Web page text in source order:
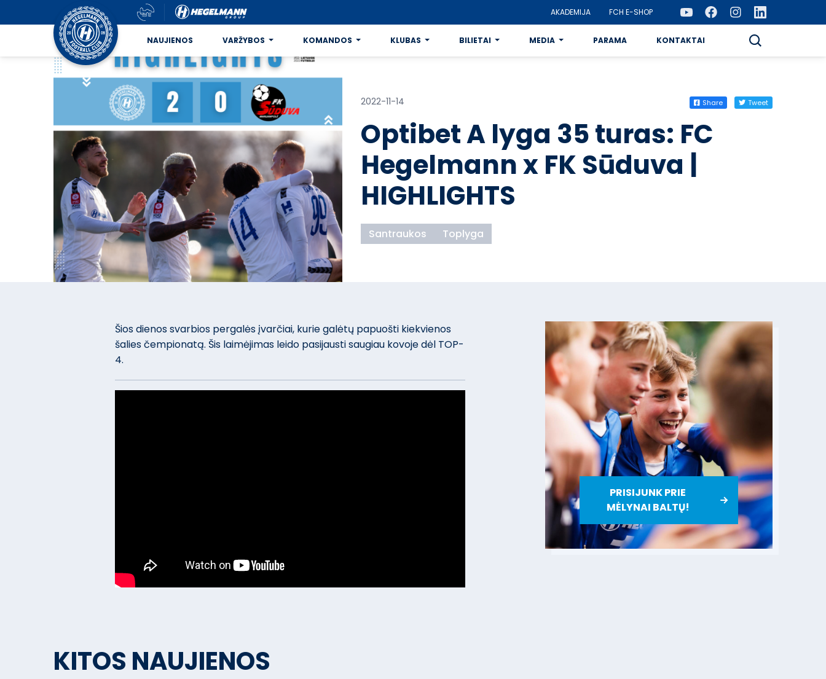
NAUJIENOS VARŽYBOS KOMANDOS KLUBAS BILIETAI MEDIA PARAMA KONTAKTAI
AKADEMIJA FCH E-SHOP
2022-11-14 Share Tweet
Optibet A lyga 35 turas: FC
Hegelmann x FK Sūduva |
HIGHLIGHTS
Santraukos Toplyga
Šios dienos svarbios pergalės įvarčiai, kurie galėtų papuošti kiekvienos
šalies čempionatą. Šis laimėjimas leido pasijausti saugiau kovoje dėl TOP-
4.
PRISIJUNK PRIE
MĖLYNAI BALTŲ!
KITOS NAUJIENOS